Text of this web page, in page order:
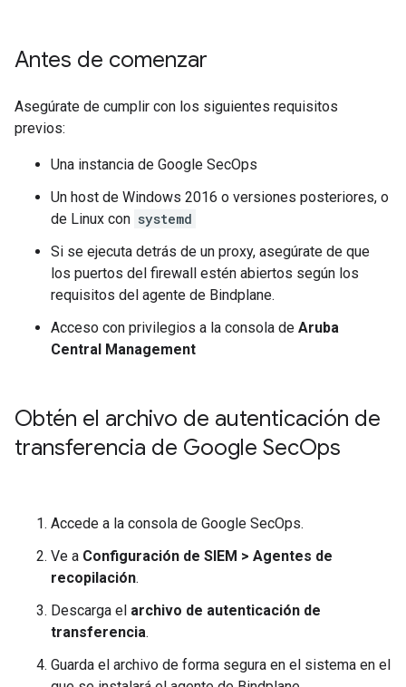
Antes de comenzar
Asegúrate de cumplir con los siguientes requisitos
previos:
Una instancia de Google SecOps
Un host de Windows 2016 o versiones posteriores, o
de Linux con systemd
Si se ejecuta detrás de un proxy, asegúrate de que
los puertos del firewall estén abiertos según los
requisitos del agente de Bindplane.
Acceso con privilegios a la consola de Aruba
Central Management
Obtén el archivo de autenticación de
transferencia de Google SecOps
Accede a la consola de Google SecOps.
Ve a Configuración de SIEM > Agentes de
recopilación.
Descarga el archivo de autenticación de
transferencia.
Guarda el archivo de forma segura en el sistema en el